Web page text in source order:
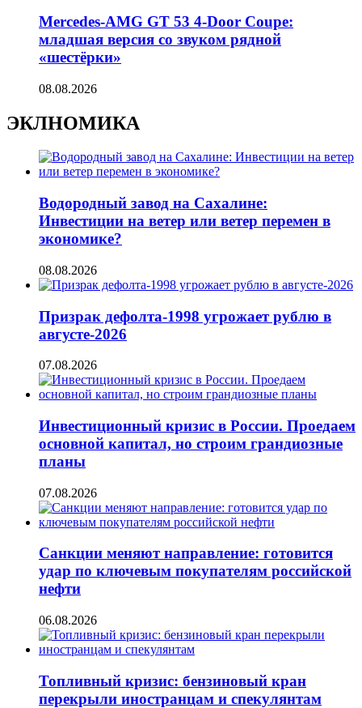
Mercedes-AMG GT 53 4-Door Coupe:
младшая версия со звуком рядной
«шестёрки»
08.08.2026
ЭКЛНОМИКА
Водородный завод на Сахалине:
Инвестиции на ветер или ветер перемен в
экономике?
08.08.2026
Призрак дефолта-1998 угрожает рублю в
августе-2026
07.08.2026
Инвестиционный кризис в России. Проедаем
основной капитал, но строим грандиозные
планы
07.08.2026
Санкции меняют направление: готовится
удар по ключевым покупателям российской
нефти
06.08.2026
Топливный кризис: бензиновый кран
перекрыли иностранцам и спекулянтам